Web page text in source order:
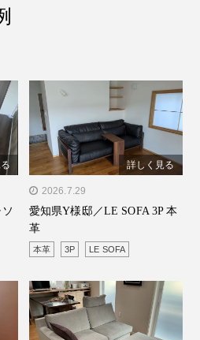
" alt="愛知県Y様邸／LE
SOFA 3P 本革"/>
詳しく見る
2026.7.29
愛知県Y様邸／LE SOFA 3P 本
革
本革 3P LE SOFA